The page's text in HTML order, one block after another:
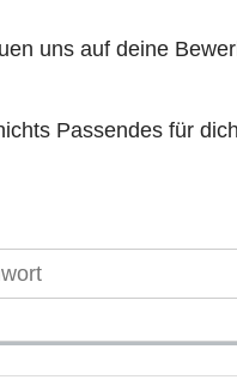
uns auf deine
Passendes für